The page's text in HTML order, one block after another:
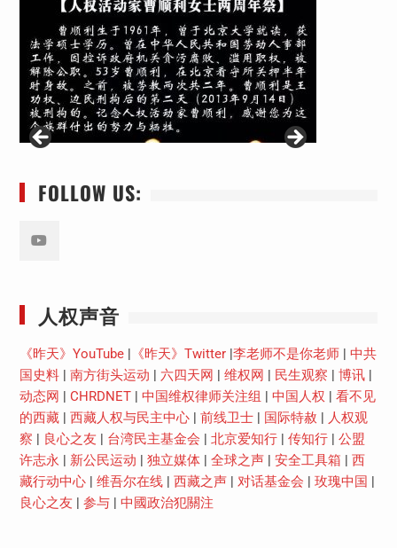
FOLLOW US:
人权声音
《昨天》YouTube| 《昨天》Twitter| 李老师不是你老师| 中共
国史料| 南方街头运动 六四天网 维权网 民生观察 博讯|
动态网
CHRDNET| 中国维权律师关注组 中国人权
看不见
的西藏| 西藏人权与民主中心| 前线卫士| 国际特赦
人权观
察
良心之友 台湾民主基金会 北京爱知行| 传知行| 公盟
许志永
新公民运动 独立媒体| 全球之声| 安全工具箱
西
藏行动中心| 维吾尔在线| 西藏之声| 对话基金会 玫瑰中国
良心之友
参与| 中國政治犯關注